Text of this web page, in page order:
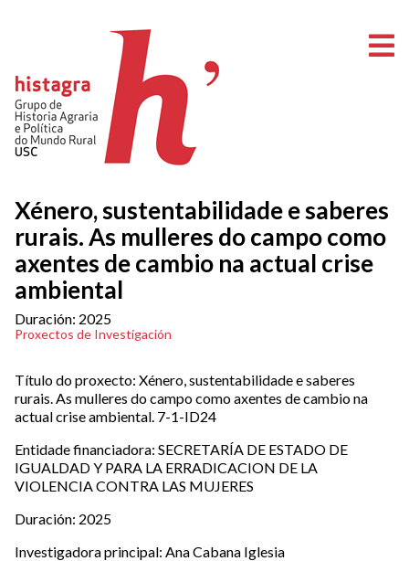
Xénero, sustentabilidade e saberes
rurais. As mulleres do campo como
axentes de cambio na actual crise
ambiental
Duración: 2025
Proxectos de Investigación
Título do proxecto: Xénero, sustentabilidade e saberes
rurais. As mulleres do campo como axentes de cambio na
actual crise ambiental. 7-1-ID24
Entidade financiadora: SECRETARÍA DE ESTADO DE
IGUALDAD Y PARA LA ERRADICACION DE LA
VIOLENCIA CONTRA LAS MUJERES
Duración: 2025
Investigadora principal: Ana Cabana Iglesia